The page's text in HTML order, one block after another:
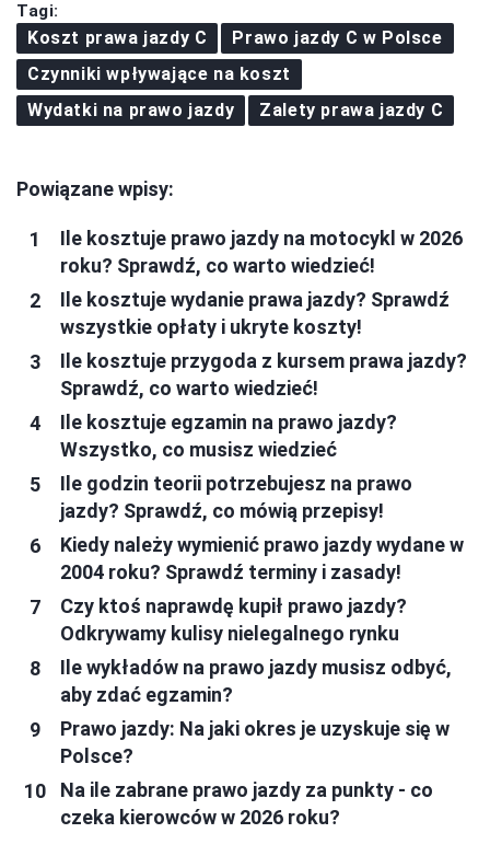
Tagi:
Koszt prawa jazdy C
Prawo jazdy C w Polsce
Czynniki wpływające na koszt
Wydatki na prawo jazdy
Zalety prawa jazdy C
Powiązane wpisy:
Ile kosztuje prawo jazdy na motocykl w 2026
roku? Sprawdź, co warto wiedzieć!
Ile kosztuje wydanie prawa jazdy? Sprawdź
wszystkie opłaty i ukryte koszty!
Ile kosztuje przygoda z kursem prawa jazdy?
Sprawdź, co warto wiedzieć!
Ile kosztuje egzamin na prawo jazdy?
Wszystko, co musisz wiedzieć
Ile godzin teorii potrzebujesz na prawo
jazdy? Sprawdź, co mówią przepisy!
Kiedy należy wymienić prawo jazdy wydane w
2004 roku? Sprawdź terminy i zasady!
Czy ktoś naprawdę kupił prawo jazdy?
Odkrywamy kulisy nielegalnego rynku
Ile wykładów na prawo jazdy musisz odbyć,
aby zdać egzamin?
Prawo jazdy: Na jaki okres je uzyskuje się w
Polsce?
Na ile zabrane prawo jazdy za punkty - co
czeka kierowców w 2026 roku?